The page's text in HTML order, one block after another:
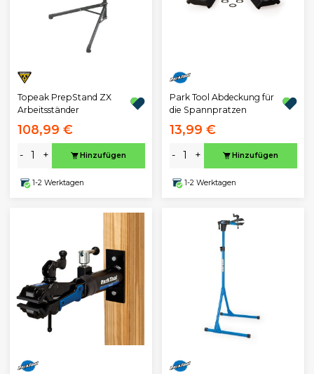
Topeak PrepStand ZX
Arbeitsständer
108,99 €
- + Hinzufügen
1-2 Werktagen
Park Tool Abdeckung für
die Spannpratzen
13,99 €
- + Hinzufügen
1-2 Werktagen